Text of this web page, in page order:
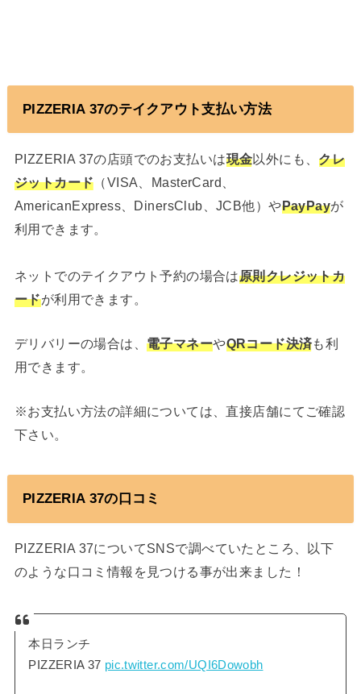
PIZZERIA 37のテイクアウト支払い方法
PIZZERIA 37の店頭でのお支払いは現金以外にも、 クレ
ジットカード （VISA、MasterCard、
AmericanExpress、DinersClub、JCB他）やPayPayが
利用できます。
ネットでのテイクアウト予約の場合は原則クレジットカ
ードが利用できます。
デリバリーの場合は、電子マネーやQRコード決済も利
用できます。
※お支払い方法の詳細については、直接店舗にてご確認
下さい。
PIZZERIA 37の口コミ
PIZZERIA 37についてSNSで調べていたところ、以下
のような口コミ情報を見つける事が出来ました！
本日ランチ
PIZZERIA 37 pic.twitter.com/UQI6Dowobh